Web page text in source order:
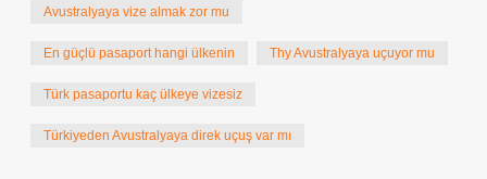
Avustralyaya vize almak zor mu
En güçlü pasaport hangi ülkenin Thy Avustralyaya uçuyor mu
Türk pasaportu kaç ülkeye vizesiz
Türkiyeden Avustralyaya direk uçuş var mı